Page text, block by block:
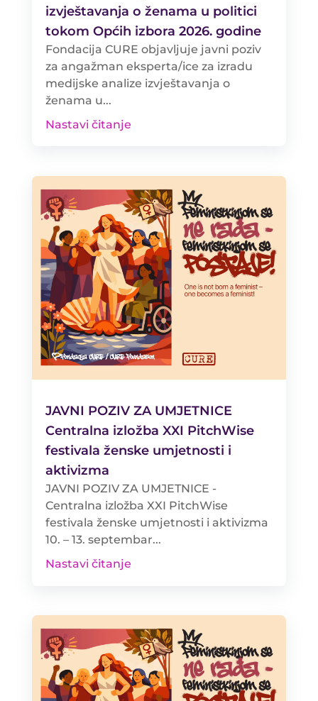
izvještavanja o ženama u politici
tokom Općih izbora 2026. godine
Fondacija CURE objavljuje javni poziv
za angažman eksperta/ice za izradu
medijske analize izvještavanja o
ženama u...
Nastavi čitanje
JAVNI POZIV ZA UMJETNICE
Centralna izložba XXI PitchWise
festivala ženske umjetnosti i
aktivizma
JAVNI POZIV ZA UMJETNICE -
Centralna izložba XXI PitchWise
festivala ženske umjetnosti i aktivizma
10. – 13. septembar...
Nastavi čitanje